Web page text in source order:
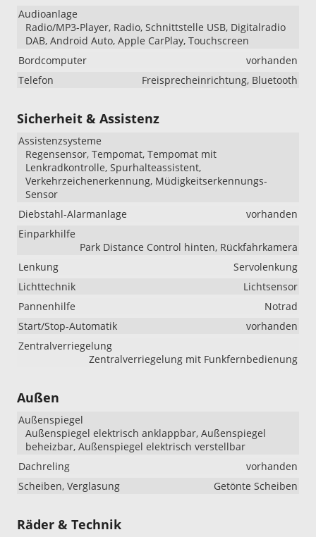
Audioanlage
Radio/MP3-Player, Radio, Schnittstelle USB, Digitalradio
DAB, Android Auto, Apple CarPlay, Touchscreen
Bordcomputer
vorhanden
Telefon
Freisprecheinrichtung, Bluetooth
Sicherheit & Assistenz
Assistenzsysteme
Regensensor, Tempomat, Tempomat mit
Lenkradkontrolle, Spurhalteassistent,
Verkehrzeichenerkennung, Müdigkeitserkennungs-
Sensor
Diebstahl-Alarmanlage
vorhanden
Einparkhilfe
Park Distance Control hinten, Rückfahrkamera
Lenkung
Servolenkung
Lichttechnik
Lichtsensor
Pannenhilfe
Notrad
Start/Stop-Automatik
vorhanden
Zentralverriegelung
Zentralverriegelung mit Funkfernbedienung
Außen
Außenspiegel
Außenspiegel elektrisch anklappbar, Außenspiegel
beheizbar, Außenspiegel elektrisch verstellbar
Dachreling
vorhanden
Scheiben, Verglasung
Getönte Scheiben
Räder & Technik